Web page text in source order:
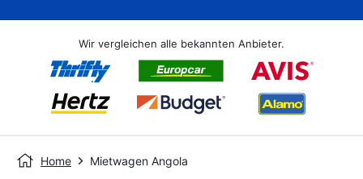
Wir vergleichen alle bekannten Anbieter.
Home Mietwagen Angola